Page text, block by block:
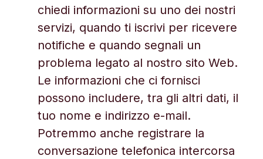
chiedi informazioni su uno dei nostri
servizi, quando ti iscrivi per ricevere
notifiche e quando segnali un
problema legato al nostro sito Web.
Le informazioni che ci fornisci
possono includere, tra gli altri dati, il
tuo nome e indirizzo e-mail.
Potremmo anche registrare la
conversazione telefonica intercorsa